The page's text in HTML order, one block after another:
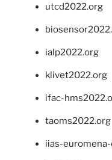
utcd2022.org
ialp2022.org
klivet2022.org
ifac-
taoms2022.org
iias-